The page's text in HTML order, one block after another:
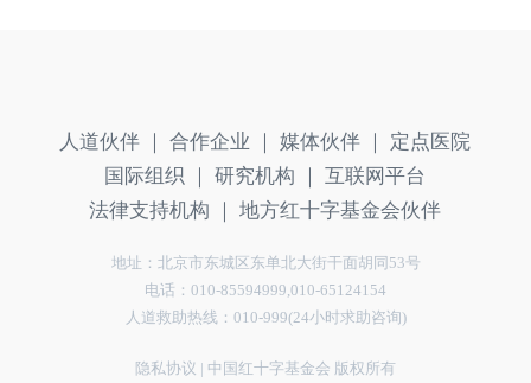
人道伙伴 ｜ 合作企业 ｜ 媒体伙伴 ｜
定点医院
国际组织 ｜
研究机构 ｜
互联网平台
法律支持机构 ｜
地方红十字基金会伙伴
地址：北京市东城区东单北大街干面胡同53号
电话：010-85594999,010-65124154
人道救助热线：010-999(24小时求助咨询)
隐私协议 | 中国红十字基金会 版权所有